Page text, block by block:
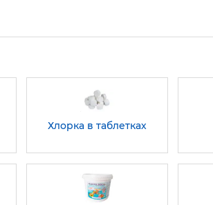
Хлорка в таблетках